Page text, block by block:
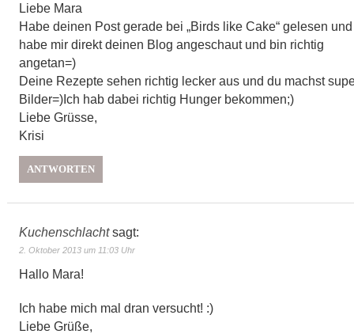
Liebe Mara
Habe deinen Post gerade bei „Birds like Cake“ gelesen und
habe mir direkt deinen Blog angeschaut und bin richtig
angetan=)
Deine Rezepte sehen richtig lecker aus und du machst
Bilder=)Ich hab dabei richtig Hunger bekommen;)
Liebe Grüsse,
Krisi
ANTWORTEN
Kuchenschlacht sagt:
2. Oktober 2013 um 11:03 Uhr
Hallo Mara!
Ich habe mich mal dran versucht! :)
Liebe Grüße,